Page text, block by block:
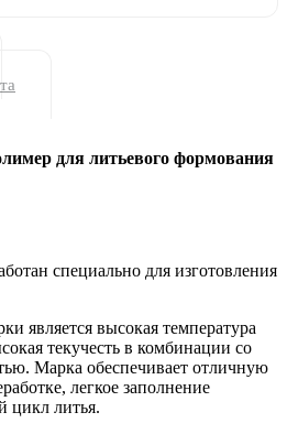
для литьевого формования
специально для изготовления
является высокая температура
текучесть в комбинации со
Марка обеспечивает отличную
легкое заполнение
цикл литья.